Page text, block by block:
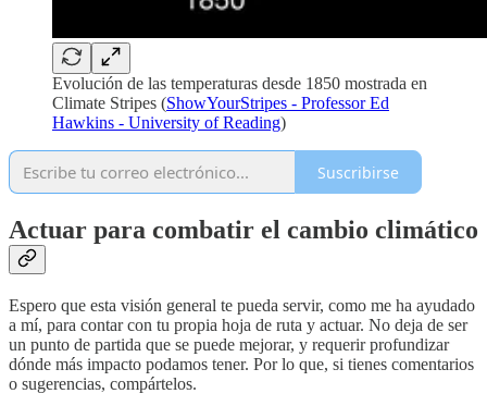
Evolución de las temperaturas desde 1850 mostrada en
Climate Stripes (ShowYourStripes - Professor Ed
Hawkins - University of Reading)
Suscribirse
Actuar para combatir el cambio climático
Espero que esta visión general te pueda servir, como me ha ayudado
a mí, para contar con tu propia hoja de ruta y actuar. No deja de ser
un punto de partida que se puede mejorar, y requerir profundizar
dónde más impacto podamos tener. Por lo que, si tienes comentarios
o sugerencias, compártelos.